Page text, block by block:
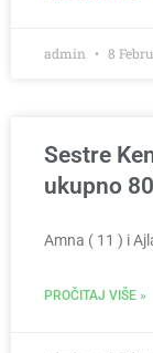
admin 8
Sestre
ukupno
Amna ( 11 ) i
PROČITAJ VIŠE »